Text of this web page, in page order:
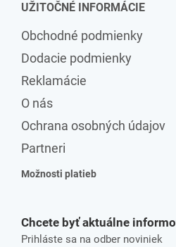
UŽITOČNÉ INFORMÁCIE
Obchodné podmienky
Dodacie podmienky
Reklamácie
O nás
Ochrana osobných údajov
Partneri
Možnosti platieb
Chcete byť aktuálne
Prihláste sa na odber noviniek